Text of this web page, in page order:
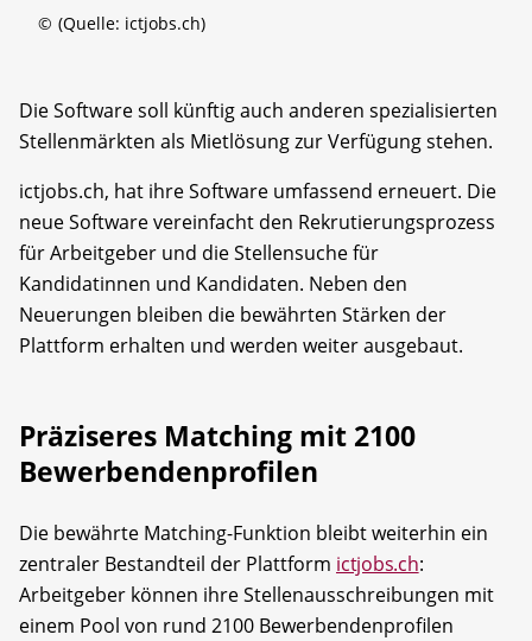
© (Quelle: ictjobs.ch)
Die Software soll künftig auch anderen spezialisierten
Stellenmärkten als Mietlösung zur Verfügung stehen.
ictjobs.ch, hat ihre Software umfassend erneuert. Die
neue Software vereinfacht den Rekrutierungsprozess
für Arbeitgeber und die Stellensuche für
Kandidatinnen und Kandidaten. Neben den
Neuerungen bleiben die bewährten Stärken der
Plattform erhalten und werden weiter ausgebaut.
Präziseres Matching mit 2100
Bewerbendenprofilen
Die bewährte Matching-Funktion bleibt weiterhin ein
zentraler Bestandteil der Plattform ictjobs.ch:
Arbeitgeber können ihre Stellenausschreibungen mit
einem Pool von rund 2100 Bewerbendenprofilen